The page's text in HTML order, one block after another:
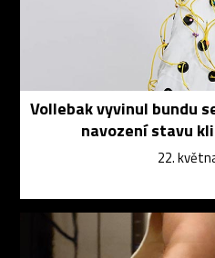
Vollebak vyvinul bundu
navození stavu
22.